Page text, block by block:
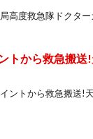
高度救急隊ドクタ
トから救急搬
ントから救急搬送!